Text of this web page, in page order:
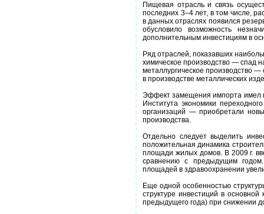
Пищевая отрасль и связь
последних 3–4 лет, в том числе,
в данных отраслях появился
обусловило возможность
дополнительным инвестициям в
Ряд отраслей, показавших
химическое производство — спад
металлургическое производство
в производстве металлических
Эффект замещения импорта имел
Института экономики
организаций — приобретали
производства.
Отдельно следует выделить
положительная динамика
площади жилых домов. В 2009 г.
сравнению с предыдущим
площадей в здравоохранении
Еще одной особенностью
структуре инвестиций в
предыдущего года) при снижении